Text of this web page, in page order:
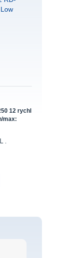
12 rychl
max:
.